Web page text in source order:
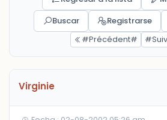
Buscar
Registrarse
#Précédent#
Virginie